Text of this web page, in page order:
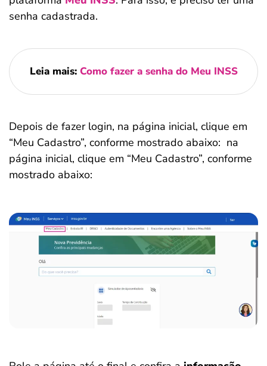
senha cadastrada.
Leia mais:Como fazer a senha do Meu INSS
Depois de fazer login, na página inicial, clique em
“Meu Cadastro”, conforme mostrado abaixo: na
página inicial, clique em “Meu Cadastro”, conforme
mostrado abaixo: